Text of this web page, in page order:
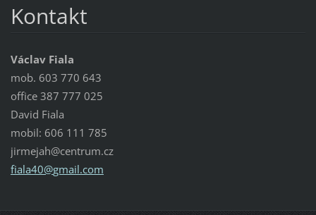
Kontakt
Václav Fiala
mob. 603 770 643
office 387 777 025
David Fiala
mobil: 606 111 785
jirmejah@centrum.cz
fiala40@gmail.com